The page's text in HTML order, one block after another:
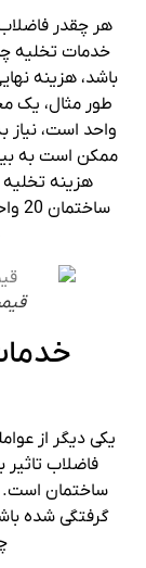
هر چقدر
خدمات تخلیه
باشد، هزینه
واحد است،
هزینه تخلیه
یکی دیگر از
فاضلاب تاثیر
ساختمان است.
گرفتگی شده